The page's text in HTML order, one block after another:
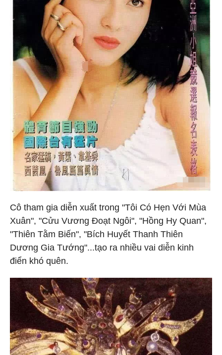
Cô tham gia diễn xuất trong "Tôi Có Hẹn Với Mùa
Xuân", "Cửu Vương Đoạt Ngôi", "Hồng Hy Quan",
"Thiên Tằm Biến", "Bích Huyết Thanh Thiên
Dương Gia Tướng"...tạo ra nhiều vai diễn kinh
điển khó quên.